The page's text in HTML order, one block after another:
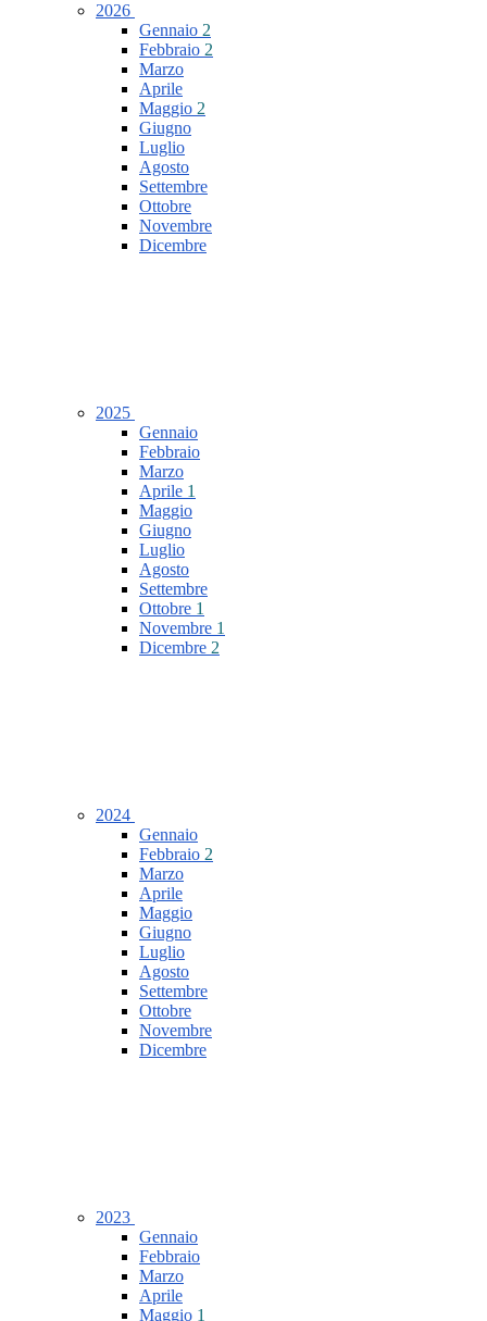
2026
Gennaio 2
Febbraio 2
Marzo
Aprile
Maggio 2
Giugno
Luglio
Agosto
Settembre
Ottobre
Novembre
Dicembre
2025
Gennaio
Febbraio
Marzo
Aprile 1
Maggio
Giugno
Luglio
Agosto
Settembre
Ottobre 1
Novembre 1
Dicembre 2
2024
Gennaio
Febbraio 2
Marzo
Aprile
Maggio
Giugno
Luglio
Agosto
Settembre
Ottobre
Novembre
Dicembre
2023
Gennaio
Febbraio
Marzo
Aprile
Maggio 1